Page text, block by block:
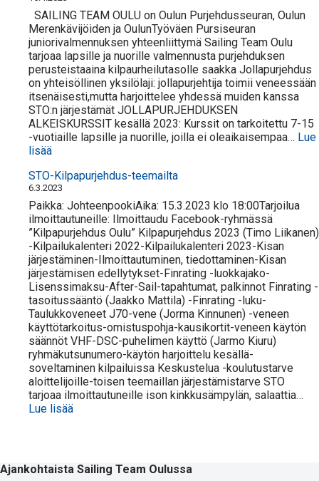
Johteenpookissa
klo
18:00
SAILING TEAM OULU on Oulun Purjehdusseuran, Oulun
Merenkävijöiden ja OulunTyöväen Pursiseuran
juniorivalmennuksen yhteenliittymä Sailing Team Oulu
tarjoaa lapsille ja nuorille valmennusta purjehduksen
perusteistaaina kilpaurheilutasolle saakka Jollapurjehdus
on yhteisöllinen yksilölaji: jollapurjehtija toimii veneessään
itsenäisesti,mutta harjoittelee yhdessä muiden kanssa
STO:n järjestämät JOLLAPURJEHDUKSEN
ALKEISKURSSIT kesällä 2023: Kurssit on tarkoitettu 7-15
-vuotiaille lapsille ja nuorille, joilla ei oleaikaisempaa… Lue
lisää:
alkeiskurssit
2023
STO-Kilpapurjehdus-teemailta
6.3.2023
Paikka: JohteenpookiAika: 15.3.2023 klo 18:00Tarjoilua
ilmoittautuneille: Ilmoittaudu Facebook-ryhmässä
”Kilpapurjehdus Oulu” Kilpapurjehdus 2023 (Timo Liikanen)
-Kilpailukalenteri 2022-Kilpailukalenteri 2023-Kisan
järjestäminen-Ilmoittautuminen, tiedottaminen-Kisan
järjestämisen edellytykset-Finrating -luokkajako-
Lisenssimaksu-After-Sail-tapahtumat, palkinnot Finrating -
tasoitussääntö (Jaakko Mattila) -Finrating -luku-
Taulukkoveneet J70-vene (Jorma Kinnunen) -veneen
käyttötarkoitus-omistuspohja-kausikortit-veneen käytön
säännöt VHF-DSC-puhelimen käyttö (Jarmo Kiuru)
ryhmäkutsunumero-käytön harjoittelu kesällä-
soveltaminen kilpailuissa Keskustelua -koulutustarve
aloittelijoille-toisen teemaillan järjestämistarve STO
tarjoaa ilmoittautuneille ison kinkkusämpylän, salaattia…
Lue lisää:
Ajankohtaista Sailing Team Oulussa